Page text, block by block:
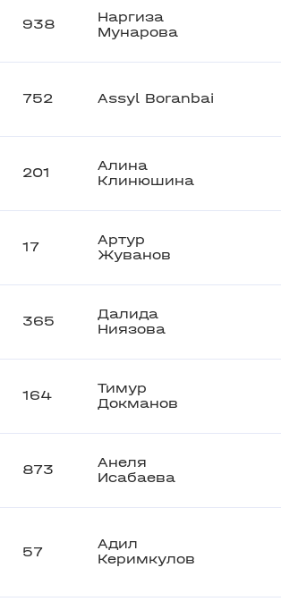
938
Наргиза
Мунарова
752 Assyl Boranbai
201
Алина
Клинюшина
17
Артур
Жуванов
365
Далида
Ниязова
164
Тимур
Докманов
873
Анеля
Исабаева
57
Адил
Керимкулов